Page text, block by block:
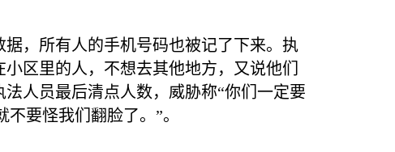
，所有人的手机号码也被记了下来。执
区里的人，不想去其他地方，又说他们
人员最后清点人数，威胁称“你们一定要
要怪我们翻脸了。”。